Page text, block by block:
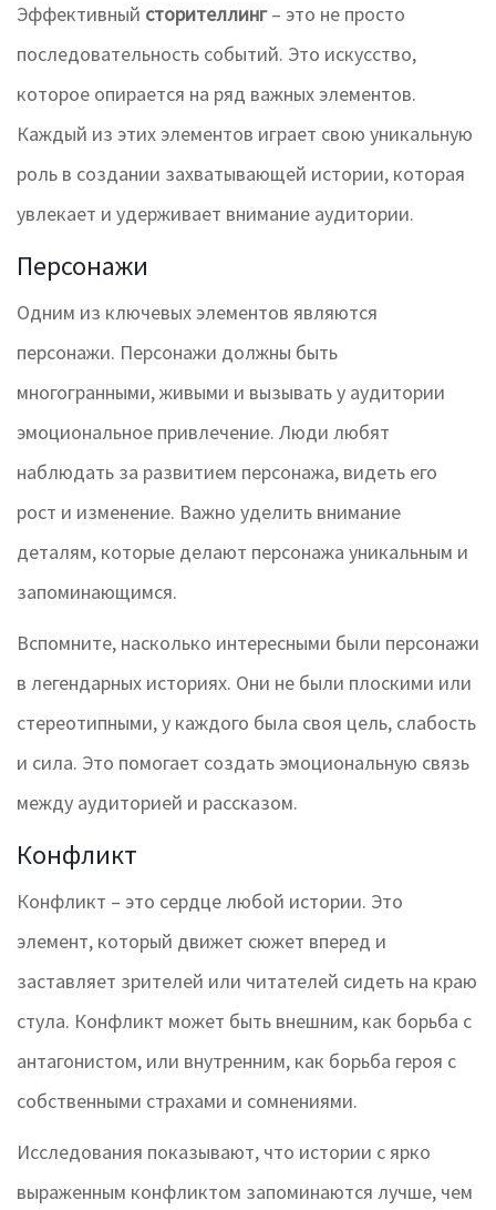
Эффективный сторителлинг– это не просто
последовательность событий. Это искусство,
которое опирается на ряд важных элементов.
Каждый из этих элементов играет свою уникальную
роль в создании захватывающей истории, которая
увлекает и удерживает внимание аудитории.
Персонажи
Одним из ключевых элементов являются
персонажи. Персонажи должны быть
многогранными, живыми и вызывать у аудитории
эмоциональное привлечение. Люди любят
наблюдать за развитием персонажа, видеть его
рост и изменение. Важно уделить внимание
деталям, которые делают персонажа уникальным и
запоминающимся.
Вспомните, насколько интересными были персонажи
в легендарных историях. Они не были плоскими или
стереотипными, у каждого была своя цель, слабость
и сила. Это помогает создать эмоциональную связь
между аудиторией и рассказом.
Конфликт
Конфликт – это сердце любой истории. Это
элемент, который движет сюжет вперед и
заставляет зрителей или читателей сидеть на краю
стула. Конфликт может быть внешним, как борьба с
антагонистом, или внутренним, как борьба героя с
собственными страхами и сомнениями.
Исследования показывают, что истории с ярко
выраженным конфликтом запоминаются лучше, чем